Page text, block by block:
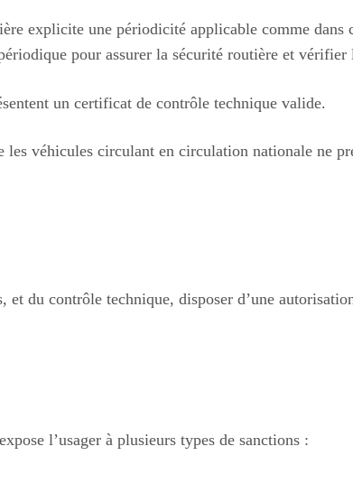
explicite une périodicité applicable comme dans
pour assurer la sécurité routière et vérifier
un certificat de contrôle technique valide.
véhicules circulant en circulation nationale ne
du contrôle technique, disposer d’une
l’usager à plusieurs types de sanctions :